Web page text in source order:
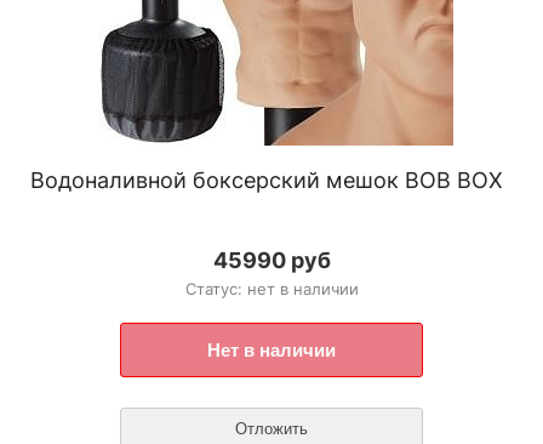
Водоналивной боксерский мешок BOB BOX
45990 руб
Статус: нет в наличии